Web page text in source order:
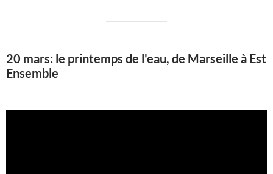
20 mars: le printemps de l'eau, de Marseille à Est
Ensemble